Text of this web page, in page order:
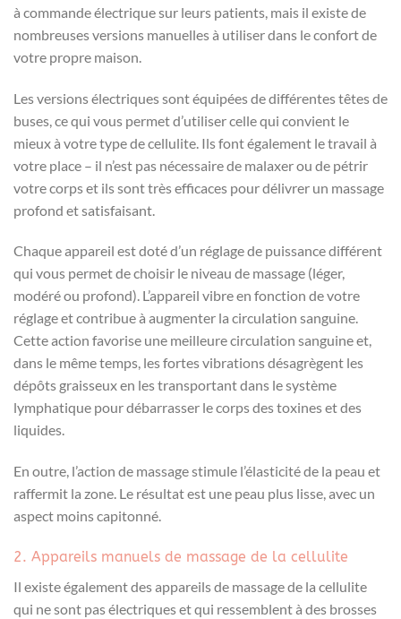
à commande électrique sur leurs patients, mais il existe de
nombreuses versions manuelles à utiliser dans le confort de
votre propre maison.
Les versions électriques sont équipées de différentes têtes de
buses, ce qui vous permet d’utiliser celle qui convient le
mieux à votre type de cellulite. Ils font également le travail à
votre place – il n’est pas nécessaire de malaxer ou de pétrir
votre corps et ils sont très efficaces pour délivrer un massage
profond et satisfaisant.
Chaque appareil est doté d’un réglage de puissance différent
qui vous permet de choisir le niveau de massage (léger,
modéré ou profond). L’appareil vibre en fonction de votre
réglage et contribue à augmenter la circulation sanguine.
Cette action favorise une meilleure circulation sanguine et,
dans le même temps, les fortes vibrations désagrègent les
dépôts graisseux en les transportant dans le système
lymphatique pour débarrasser le corps des toxines et des
liquides.
En outre, l’action de massage stimule l’élasticité de la peau et
raffermit la zone. Le résultat est une peau plus lisse, avec un
aspect moins capitonné.
2. Appareils manuels de massage de la cellulite
Il existe également des appareils de massage de la cellulite
qui ne sont pas électriques et qui ressemblent à des brosses